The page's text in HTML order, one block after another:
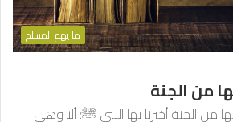
ما يهم المسلم
من الجنة
الجنة أخبرنا بها النبي ﷺ؛ ألَا وهي